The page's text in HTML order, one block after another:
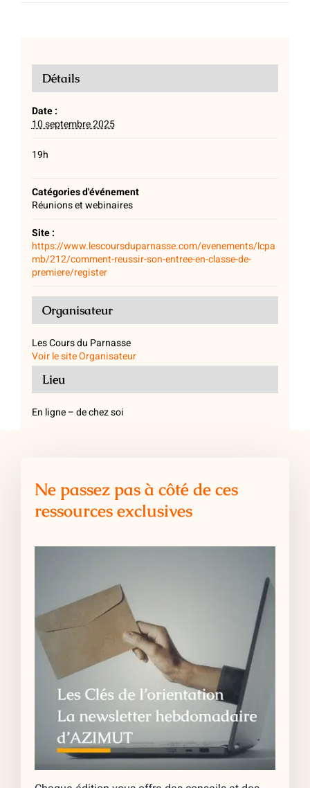
Détails
Date :
10 septembre 2025
19h
Catégories d'événement
Réunions et webinaires
Site :
https://www.lescoursduparnasse.com/evenements/lcpa
mb/212/comment-reussir-son-entree-en-classe-de-
premiere/register
Lieu
En ligne – de chez soi
Organisateur
Les Cours du Parnasse
Voir le site Organisateur
Ne passez pas à côté de ces
ressources exclusives